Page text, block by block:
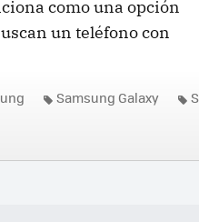
como una opción
un teléfono con
Samsung Galaxy